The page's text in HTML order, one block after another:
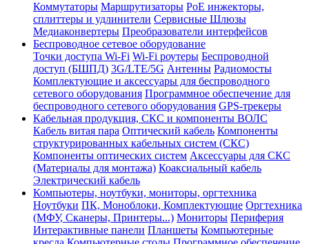
Коммутаторы Маршрутизаторы PoE инжекторы,
сплиттеры и удлинители Сервисные Шлюзы
Медиаконвертеры Преобразователи интерфейсов
Беспроводное сетевое оборудование
Точки доступа Wi-Fi Wi-Fi роутеры Беспроводной
доступ (БШПД) 3G/LTE/5G Антенны Радиомосты
Комплектующие и аксессуары для беспроводного
сетевого оборудования Программное обеспечение для
беспроводного сетевого оборудования GPS-трекеры
Кабельная продукция, СКС и компоненты ВОЛС
Кабель витая пара Оптический кабель Компоненты
структурированных кабельных систем (СКС)
Компоненты оптических систем Аксессуары для СКС
(Материалы для монтажа) Коаксиальный кабель
Электрический кабель
Компьютеры, ноутбуки, мониторы, оргтехника
Ноутбуки ПК, Моноблоки, Комплектующие Оргтехника
(МФУ, Сканеры, Принтеры...) Мониторы Периферия
Интерактивные панели Планшеты Компьютерные